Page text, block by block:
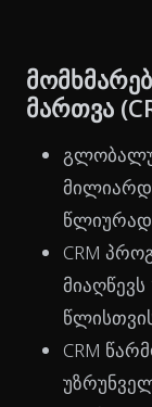
მართვა
მილიარდ
წლიურად
CRM
CRM